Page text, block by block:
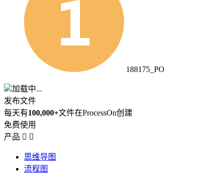
188175_PO
加载中...
发布文件
每天有100,000+文件在ProcessOn创建
免费使用
产品  
思维导图
流程图